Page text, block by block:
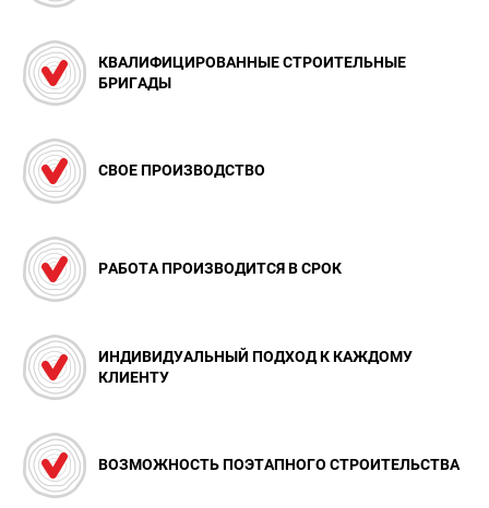
КВАЛИФИЦИРОВАННЫЕ СТРОИТЕЛЬНЫЕ
БРИГАДЫ
СВОЕ ПРОИЗВОДСТВО
РАБОТА ПРОИЗВОДИТСЯ В СРОК
ИНДИВИДУАЛЬНЫЙ ПОДХОД К КАЖДОМУ
КЛИЕНТУ
ВОЗМОЖНОСТЬ ПОЭТАПНОГО СТРОИТЕЛЬСТВА